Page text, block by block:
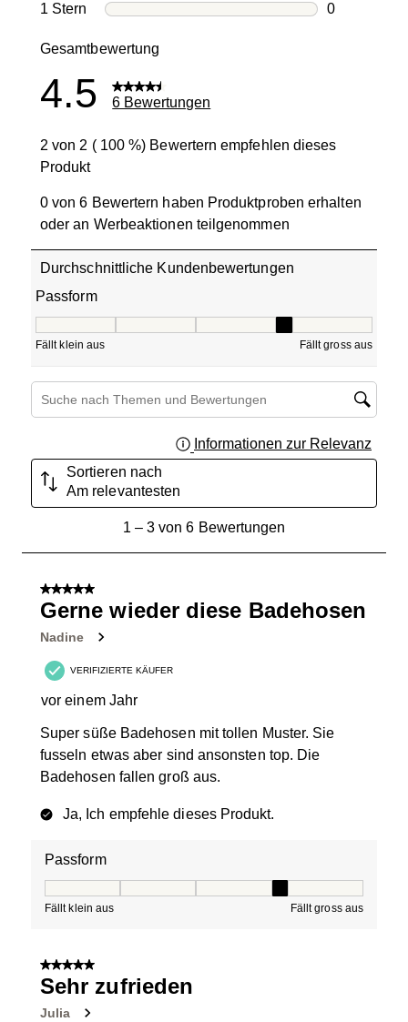
0
1 Stern Sterne
0
Gesamtbewertung
4.5 6 Bewertungen
2 von 2 ( 100 %) Bewertern empfehlen dieses
Produkt
0 von 6 Bewertern haben Produktproben erhalten
oder an Werbeaktionen teilgenommen
Durchschnittliche Kundenbewertungen
Passform
Fällt klein aus Fällt gross aus
Themen und Bewertungen durchsuchen Suche nach Region
Informationen zur Relevanz
Sortieren nach
Am relevantesten
von
Bewertungen.
1– 3 von 6 Bewertungen
5 von 5 Sternen.
Gerne wieder diese Badehosen
Nadine
VERIFIZIERTE KÄUFER
vor einem Jahr
Super süße Badehosen mit tollen Muster. Sie
fusseln etwas aber sind ansonsten top. Die
Badehosen fallen groß aus.
Ja, Ich empfehle dieses Produkt.
Passform
Fällt klein aus Fällt gross aus
5 von 5 Sternen.
Sehr zufrieden
Julia